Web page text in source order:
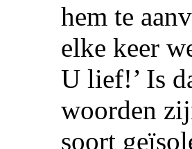
hem te
elke keer
U lief!’ Is
woorden
soort